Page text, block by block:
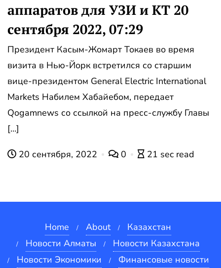
аппаратов для УЗИ и КТ 20
сентября 2022, 07:29
Президент Касым-Жомарт Токаев во время
визита в Нью-Йорк встретился со старшим
вице-президентом General Electric International
Markets Набилем Хабайебом, передает
Qogamnews со ссылкой на пресс-службу Главы
[…]
20 сентября, 2022 0 21 sec read
Home About
Казахстан
Новости Алматы
Новости Казахстана
Новости Экономики
Финансовые новости